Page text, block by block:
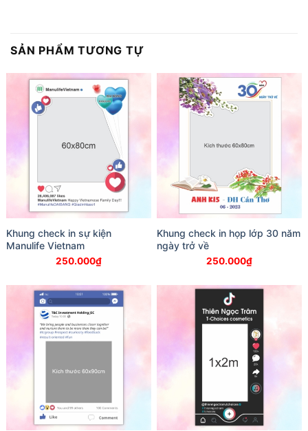
SẢN PHẨM TƯƠNG TỰ
Khung check in sự kiện
Manulife Vietnam
250.000₫
Khung check in họp lớp 30 năm
ngày trở về
250.000₫